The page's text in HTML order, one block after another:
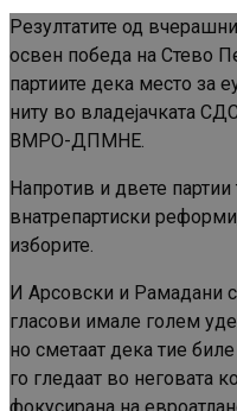
Резултатите од
освен победа на Стево
партиите дека место за
ниту во владејачката
ВМРО-ДПМНЕ.
Напротив и двете партии
внатрепартиски
изборите.
И Арсовски и Рамадани
гласови имале голем
но сметаат дека тие
го гледаат во неговата